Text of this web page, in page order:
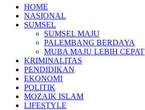
HOME
NASIONAL
SUMSEL
SUMSEL MAJU
PALEMBANG BERDAYA
MUBA MAJU LEBIH CEPAT
KRIMINALITAS
PENDIDIKAN
EKONOMI
POLITIK
MOZAIK ISLAM
LIFESTYLE